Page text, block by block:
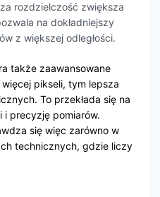
rozdzielczość zwiększa
na dokładniejszy
z większej odległości.
także zaawansowane
pikseli, tym lepsza
To przekłada się na
precyzję pomiarów.
się więc zarówno w
technicznych, gdzie liczy